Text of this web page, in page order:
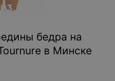
бедра на
в Минске